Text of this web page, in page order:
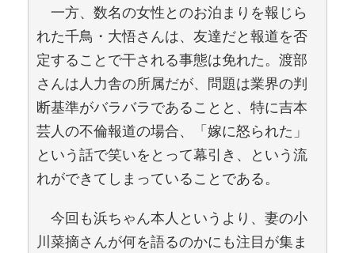
一方、数名の女性とのお泊まりを報じら
れた千鳥・大悟さんは、友達だと報道を否
定することで干される事態は免れた。渡部
さんは人力舎の所属だが、問題は業界の判
断基準がバラバラであることと、特に吉本
芸人の不倫報道の場合、「嫁に怒られた」
という話で笑いをとって幕引き、という流
れができてしまっていることである。
今回も浜ちゃん本人というより、妻の小
川菜摘さんが何を語るのかにも注目が集ま